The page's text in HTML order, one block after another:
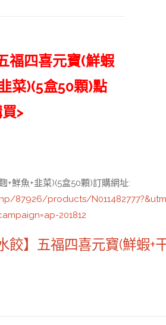
福四喜元寶(鮮蝦
菜)(5盒50顆)點
>
+鮮魚+韭菜)(5盒50顆)訂購網址:
87926/products/
201812
五福四喜元寶(鮮蝦+干